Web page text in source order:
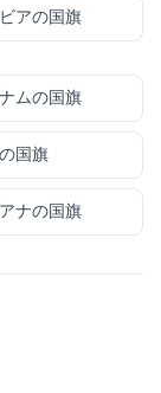
アの国旗
ムの国旗
国旗
ナの国旗